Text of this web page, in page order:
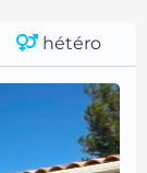
hétéro